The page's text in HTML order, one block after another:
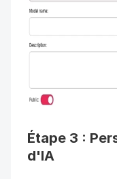
Étape 3 :
d'IA